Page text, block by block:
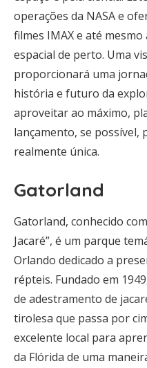
operações da NASA e
filmes IMAX e até
espacial de perto. Uma
proporcionará uma
história e futuro da
aproveitar ao máximo,
lançamento, se possível,
realmente única.
Gatorland
Gatorland, conhecido
Jacaré”, é um parque
Orlando dedicado a
répteis. Fundado em
de adestramento de
tirolesa que passa por
excelente local para
da Flórida de uma